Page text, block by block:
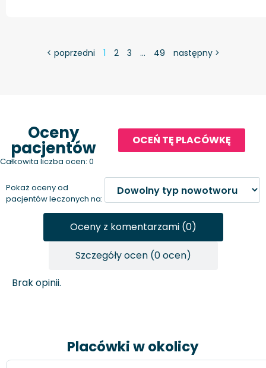
< poprzedni 1 2 3 … 49 następny >
Oceny
pacjentów OCEŃ TĘ PLACÓWKĘ
Całkowita liczba ocen: 0
Pokaż oceny od
pacjentów leczonych na:
Oceny z komentarzami (0)
Szczegóły ocen (0 ocen)
Brak opinii.
Placówki w okolicy